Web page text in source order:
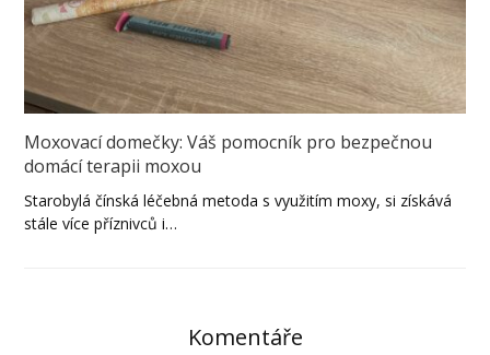
Moxovací domečky: Váš pomocník pro bezpečnou
domácí terapii moxou
Starobylá čínská léčebná metoda s využitím moxy, si získává
stále více příznivců i…
Komentáře